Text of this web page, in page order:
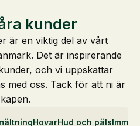
kunder
är en viktig del av vårt
Det är inspirerande
och vi uppskattar
med oss. Tack för att ni är
HovarHud och päls